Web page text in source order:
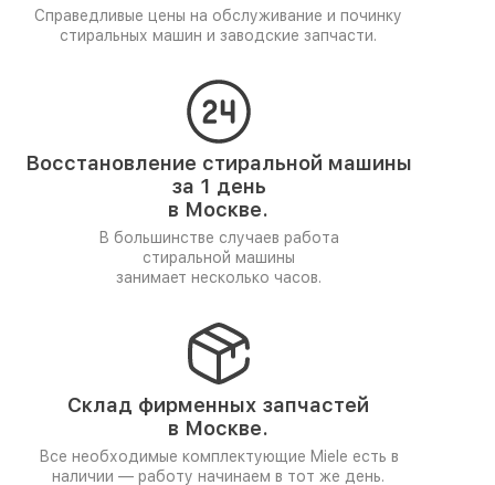
Справедливые цены на обслуживание и починку
стиральных машин и заводские запчасти.
Восстановление стиральной машины
за 1 день
в Москве.
В большинстве случаев работа
стиральной машины
занимает несколько часов.
Склад фирменных запчастей
в Москве.
Все необходимые комплектующие Miele есть в
наличии — работу начинаем в тот же день.